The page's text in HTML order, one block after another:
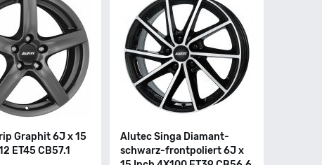
Graphit 6J x 15
ET45 CB57.1
Alutec Singa Diamant-
schwarz-frontpoliert 6J x